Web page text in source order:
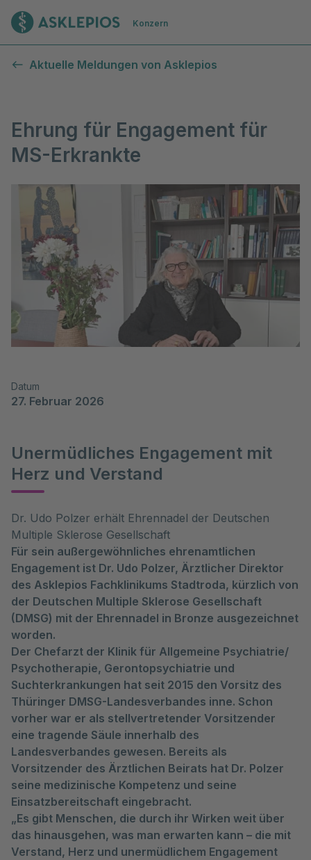
Zur Startseite
Konzern
Aktuelle Meldungen von Asklepios
Ehrung für Engagement für
MS-Erkrankte
Datum
27. Februar 2026
Unermüdliches Engagement mit
Herz und Verstand
Dr. Udo Polzer erhält Ehrennadel der Deutschen
Multiple Sklerose Gesellschaft
Für sein außergewöhnliches ehrenamtlichen
Engagement ist Dr. Udo Polzer, Ärztlicher Direktor
des Asklepios Fachklinikums Stadtroda, kürzlich von
der Deutschen Multiple Sklerose Gesellschaft
(DMSG) mit der Ehrennadel in Bronze ausgezeichnet
worden.
Der Chefarzt der Klinik für Allgemeine Psychiatrie/
Psychotherapie, Gerontopsychiatrie und
Suchterkrankungen hat seit 2015 den Vorsitz des
Thüringer DMSG-Landesverbandes inne. Schon
vorher war er als stellvertretender Vorsitzender
eine tragende Säule innerhalb des
Landesverbandes gewesen. Bereits als
Vorsitzender des Ärztlichen Beirats hat Dr. Polzer
seine medizinische Kompetenz und seine
Einsatzbereitschaft eingebracht.
„Es gibt Menschen, die durch ihr Wirken weit über
das hinausgehen, was man erwarten kann – die mit
Verstand, Herz und unermüdlichem Engagement